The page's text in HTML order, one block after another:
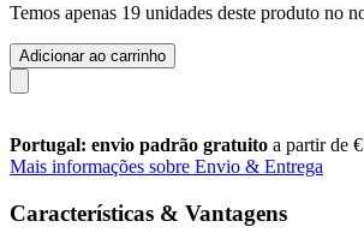
Temos apenas 19 unidades deste produto no
Adicionar ao carrinho
Portugal: envio padrão gratuito a partir de
Mais informações sobre Envio & Entrega
Características & Vantagens